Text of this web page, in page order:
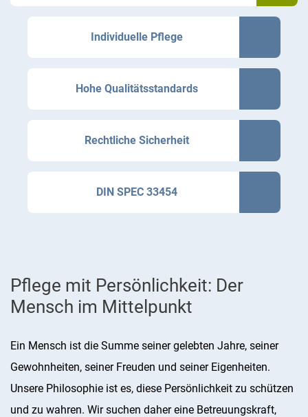
Individuelle Pflege
Hohe Qualitätsstandards
Rechtliche Sicherheit
DIN SPEC 33454
Pflege mit Persönlichkeit: Der
Mensch im Mittelpunkt
Ein Mensch ist die Summe seiner gelebten Jahre, seiner
Gewohnheiten, seiner Freuden und seiner Eigenheiten.
Unsere Philosophie ist es, diese Persönlichkeit zu schützen
und zu wahren. Wir suchen daher eine Betreuungskraft,